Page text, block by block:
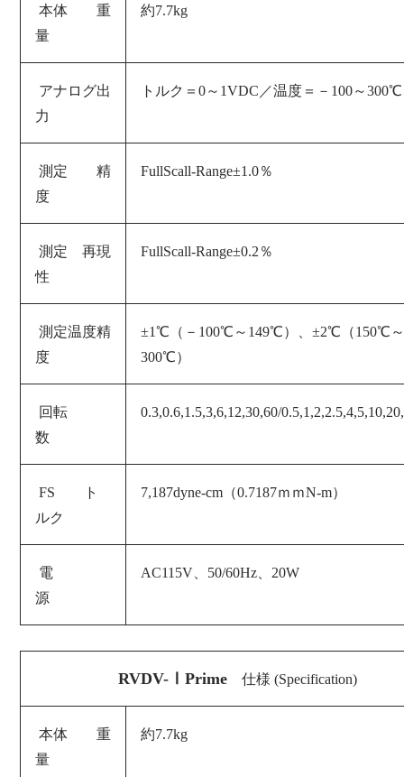
本体 重
量
約7.7kg
アナログ出
力
トルク＝0～1VDC／温度＝－100～300℃
測定 精
度
FullScall-Range±1.0％
測定 再現
性
FullScall-Range±0.2％
測定温度精
度
±1℃（－100℃～149℃）、±2℃（150℃
300℃）
回転
数
0.3,0.6,1.5,3,6,12,30,60/
FS ト
ルク
7,187dyne-cm（0.7187ｍｍN-m）
電
源
AC115V、50/60Hz、20W
RVDV-ⅠPrime 仕様 (Specification)
本体 重
量
約7.7kg